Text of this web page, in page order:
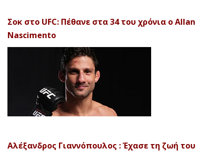
Σοκ στο UFC: Πέθανε στα 34 του χρόνια ο Allan
Nascimento
Αλέξανδρος Γιαννόπουλος : Έχασε τη ζωή του